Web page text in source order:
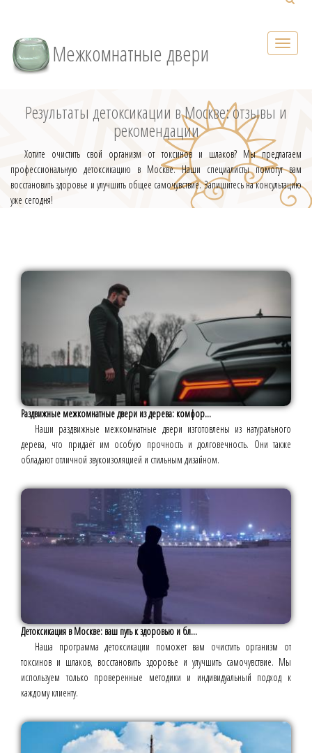
Межкомнатные двери
Результаты детоксикации в Москве: отзывы и
рекомендации
Хотите очистить свой организм от токсинов и шлаков? Мы предлагаем
профессиональную детоксикацию в Москве. Наши специалисты помогут вам
восстановить здоровье и улучшить общее самочувствие. Запишитесь на консультацию
уже сегодня!
Раздвижные межкомнатные двери из дерева: комфор...
Наши раздвижные межкомнатные двери изготовлены из натурального
дерева, что придаёт им особую прочность и долговечность. Они также
обладают отличной звукоизоляцией и стильным дизайном.
Детоксикация в Москве: ваш путь к здоровью и бл...
Наша программа детоксикации поможет вам очистить организм от
токсинов и шлаков, восстановить здоровье и улучшить самочувствие. Мы
используем только проверенные методики и индивидуальный подход к
каждому клиенту.